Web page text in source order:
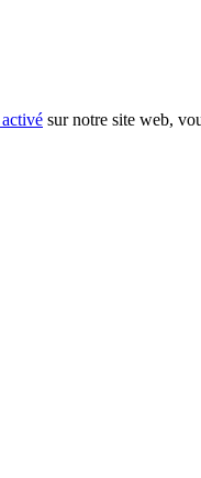
sur notre site web,